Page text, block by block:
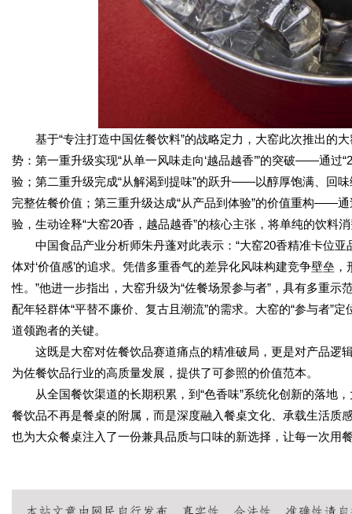
基于“专注打造中国佐餐饮料”的战略定力，大窑此次推出的
势：第一重升级实现“从单一风味走向‘越品越香’”的突破——通过
验；第二重升级完成“从解渴到提味”的跃升——以醇厚饱满、回
完整佐餐价值；第三重升级达成“从产品到体验”的价值重构——
验，生动诠释“大窑20香，越品越香”的核心主张，将单纯的饮料
中国食品产业分析师朱丹蓬对此表示：“大窑20香精准卡位
体对‘价值感’的追求。凭借多重香气的差异化风味构建竞争壁垒
性。”他进一步指出，大窑升级为“佐餐场景参与者”，具有多重示
配年轻群体“平替不廉价、复古且潮流”的需求。大窑的“参与者”
道领跑者的关键。
这既是大窑对佐餐饮品赛道痛点的精准破局，更是对产品逻
为佐餐饮品行业的高质量发展，提供了可参照的价值范本。
从全国餐饮渠道的长期积累，到“色香味”系统化创新的落地
餐饮品不再是餐桌的附属，而是深度融入餐桌文化、承载生活质
也为大众餐桌注入了一份兼具品质与口味的新选择，让每一次用